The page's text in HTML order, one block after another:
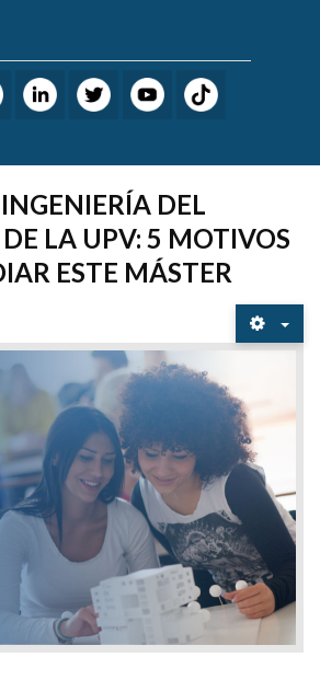
DEL
LA UPV: 5 MOTIVOS
ESTE MÁSTER